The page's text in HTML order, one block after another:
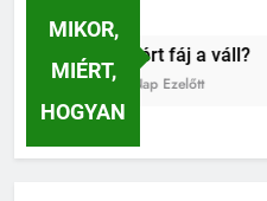
MIKOR,
MIÉRT,
HOGYAN
Miért fáj a váll?
5 Nap Ezelőtt
Mit